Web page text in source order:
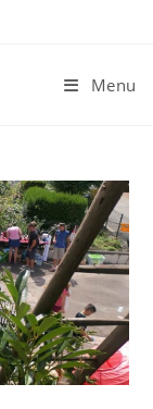
Menu